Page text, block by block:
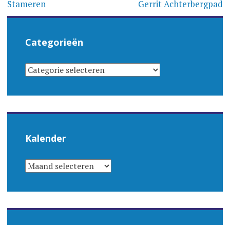
navigatie
Stameren Gerrit Achterbergpad
Categorieën
CATEGORIEËN
Kalender
KALENDER